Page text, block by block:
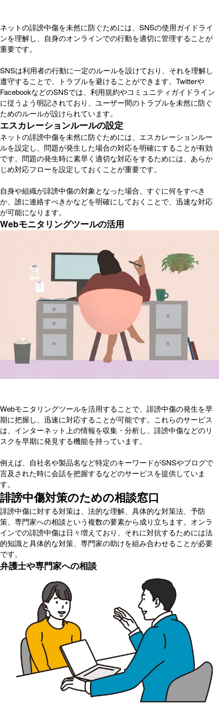
ネットの誹謗中傷を未然に防ぐためには、SNSの使用ガイドライ
ンを理解し、自身のオンラインでの行動を適切に管理することが
重要です。
SNSは利用者の行動に一定のルールを設けており、それを理解し
遵守することで、トラブルを避けることができます。Twitterや
FacebookなどのSNSでは、利用規約やコミュニティガイドライン
に従うよう明記されており、ユーザー間のトラブルを未然に防ぐ
ためのルールが設けられています。
エスカレーションルールの設定
ネットの誹謗中傷を未然に防ぐためには、エスカレーションルー
ルを設定し、問題が発生した場合の対応を明確にすることが有効
です。問題の発生時に素早く適切な対応をするためには、あらか
じめ対応フローを設定しておくことが重要です。
自身や組織が誹謗中傷の対象となった場合、すぐに何をすべき
か、誰に連絡すべきかなどを明確にしておくことで、迅速な対応
が可能になります。
Webモニタリングツールの活用
Webモニタリングツールを活用することで、誹謗中傷の発生を早
期に把握し、迅速に対応することが可能です。これらのサービス
は、インターネット上の情報を収集・分析し、誹謗中傷などのリ
スクを早期に発見する機能を持っています。
例えば、自社名や製品名など特定のキーワードがSNSやブログで
言及された時に会話を把握するなどのサービスを提供していま
す。
誹謗中傷対策のための相談窓口
誹謗中傷に対する対策は、法的な理解、具体的な対策法、予防
策、専門家への相談という複数の要素から成り立ちます。オンラ
インでの誹謗中傷は日々増えており、それに対抗するためには法
的知識と具体的な対策、専門家の助けを組み合わせることが必要
です。
弁護士や専門家への相談